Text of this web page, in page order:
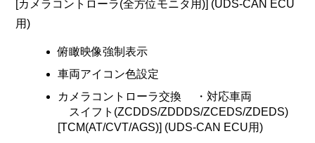
[カメラコントローラ(全方位モニタ用)] (UDS-CAN ECU
用)
俯瞰映像強制表示
車両アイコン色設定
カメラコントローラ交換 ・対応車両
スイフト(ZCDDS/ZDDDS/ZCEDS/ZDEDS)
[TCM(AT/CVT/AGS)] (UDS-CAN ECU用)